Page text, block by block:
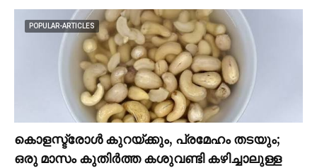
POPULAR-ARTICLES
കൊളസ്ട്രോള്‍ കുറയ്ക്കും, പ്രമേഹം തടയും;
ഒരു മാസം കുതിര്‍ത്ത കശുവണ്ടി കഴിച്ചാലുള്ള